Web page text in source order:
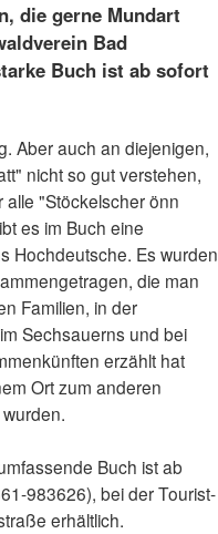
die gerne Mundart
Bad
Buch ist ab sofort
Aber auch an diejenigen,
nicht so gut verstehen,
alle "Stöckelscher önn
es im Buch eine
Hochdeutsche. Es wurden
die man
Familien, in der
Sechsauerns und bei
erzählt hat
Ort zum anderen
Buch ist ab
983626), bei der Tourist-
erhältlich.